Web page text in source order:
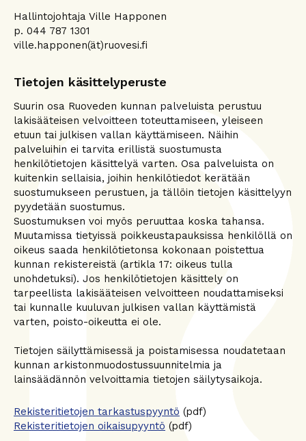
Hallintojohtaja Ville Happonen
p. 044 787 1301
ville.happonen(ät)ruovesi.fi
Tietojen käsittelyperuste
Suurin osa Ruoveden kunnan palveluista perustuu
lakisääteisen velvoitteen toteuttamiseen, yleiseen
etuun tai julkisen vallan käyttämiseen. Näihin
palveluihin ei tarvita erillistä suostumusta
henkilötietojen käsittelyä varten. Osa palveluista on
kuitenkin sellaisia, joihin henkilötiedot kerätään
suostumukseen perustuen, ja tällöin tietojen käsittelyyn
pyydetään suostumus.
Suostumuksen voi myös peruuttaa koska tahansa.
Muutamissa tietyissä poikkeustapauksissa henkilöllä on
oikeus saada henkilötietonsa kokonaan poistettua
kunnan rekistereistä (artikla 17: oikeus tulla
unohdetuksi). Jos henkilötietojen käsittely on
tarpeellista lakisääteisen velvoitteen noudattamiseksi
tai kunnalle kuuluvan julkisen vallan käyttämistä
varten, poisto-oikeutta ei ole.
Tietojen säilyttämisessä ja poistamisessa noudatetaan
kunnan arkistonmuodostussuunnitelmia ja
lainsäädännön velvoittamia tietojen säilytysaikoja.
Rekisteritietojen tarkastuspyyntö (pdf)
Rekisteritietojen oikaisupyyntö (pdf)